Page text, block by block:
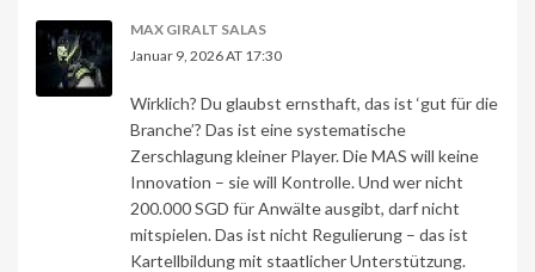
MAX GIRALT SALAS
Januar 9, 2026 AT 17:30
Wirklich? Du glaubst ernsthaft, das ist ‘gut für die
Branche’? Das ist eine systematische
Zerschlagung kleiner Player. Die MAS will keine
Innovation – sie will Kontrolle. Und wer nicht
200.000 SGD für Anwälte ausgibt, darf nicht
mitspielen. Das ist nicht Regulierung – das ist
Kartellbildung mit staatlicher Unterstützung.